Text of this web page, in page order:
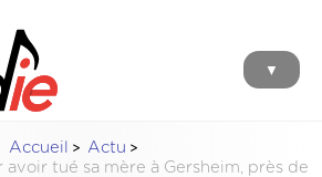
▼
Accueil
Actu
avoir tué sa mère à Gersheim, près de